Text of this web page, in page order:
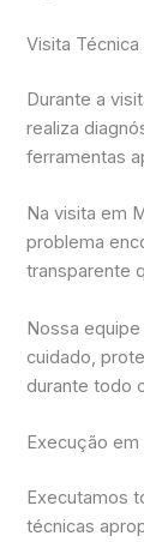
Visita
Durante a
realiza
ferramentas
Na visita em
problema
transparente
Nossa
cuidado,
durante todo
Execução em
Executamos
técnicas